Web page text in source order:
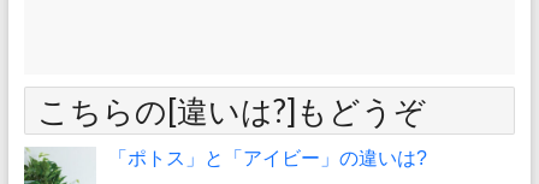
こちらの[違いは?]もどうぞ
「ポトス」と「アイビー」の違いは?